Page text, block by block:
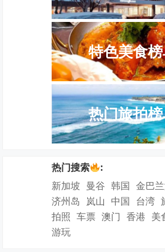
特色美食
热门旅拍
热门搜索
:
新加坡 曼谷 韩国 金巴
济州岛 岚山 中国 台湾
拍照 车票 澳门 香港 美
游玩